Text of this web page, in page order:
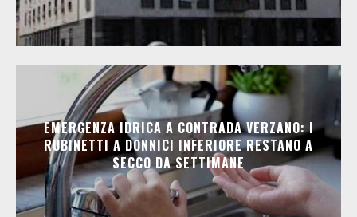
EMERGENZA IDRICA A CONTRADA VERZANO: I
RUBINETTI A DONNICI INFERIORE RESTANO A
SECCO DA SETTIMANE